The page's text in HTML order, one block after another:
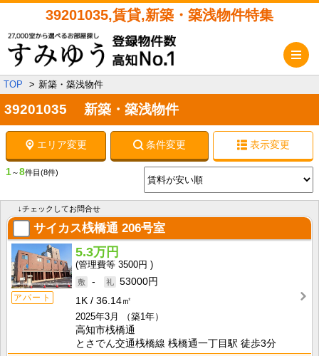
39201035,賃貸,新築・築浅物件特集
TOP 新築・築浅物件
39201035 新築・築浅物件
エリア変更 条件変更 表示変更
1～8件目 (8件)
↓チェックしてお問合せ
サイカス桟橋通 206号室
アパート
5.3万円
3500円
-
53000円
1K
36.14㎡
2025年3月
（築1年）
高知市桟橋通
とさでん交通桟橋線 桟橋通一丁目駅 徒歩3分